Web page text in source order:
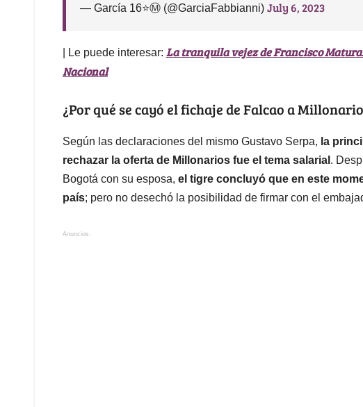
— García 16⭐Ⓜ️ (@GarciaFabbianni) July 6, 2023
| Le puede interesar: La tranquila vejez de Francisco
Nacional
¿Por qué se cayó el fichaje de Falcao a
Según las declaraciones del mismo Gustavo Serpa, la
rechazar la oferta de Millonarios fue el tema salarial .
Bogotá con su esposa, el tigre concluyó que en este
país; pero no desechó la posibilidad de firmar con el
Anuncios.